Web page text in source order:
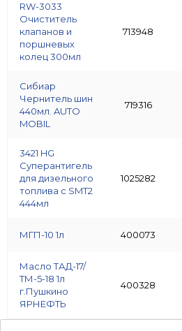
RW-3033
Очиститель
клапанов и
поршневых
колец 300мл
Сибиар
Чернитель шин
440мл. AUTO
MOBIL
3421 HG
Суперантигель
для дизельного
топлива с SMT2
444мл
МГП-10 1л
Масло ТАД-17/
ТМ-5-18 1л
г.Пушкино
ЯРНЕФТЬ
713948
719316
1025282
400073
400328